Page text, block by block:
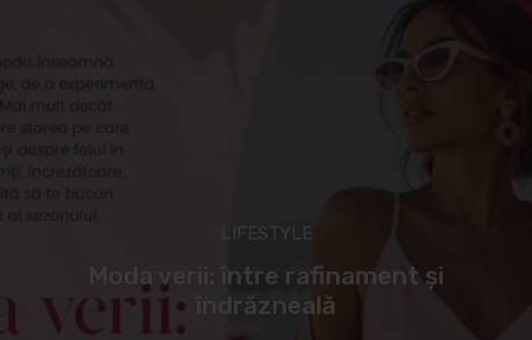
LIFESTYLE
Moda verii: între rafinament și
îndrăzneală